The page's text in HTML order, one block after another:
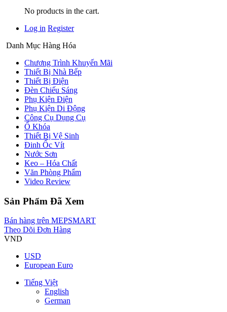
No products in the cart.
Log in Register
Danh Mục Hàng Hóa
Chương Trình Khuyến Mãi
Thiết Bị Nhà Bếp
Thiết Bị Điện
Đèn Chiếu Sáng
Phụ Kiện Điện
Phụ Kiện Di Động
Công Cụ Dụng Cụ
Ổ Khóa
Thiết Bị Vệ Sinh
Đinh Ốc Vít
Nước Sơn
Keo – Hóa Chất
Văn Phòng Phẩm
Video Review
Sản Phẩm Đã Xem
Bán hàng trên MEPSMART
Theo Dõi Đơn Hàng
VND
USD
European Euro
Tiếng Việt
English
German